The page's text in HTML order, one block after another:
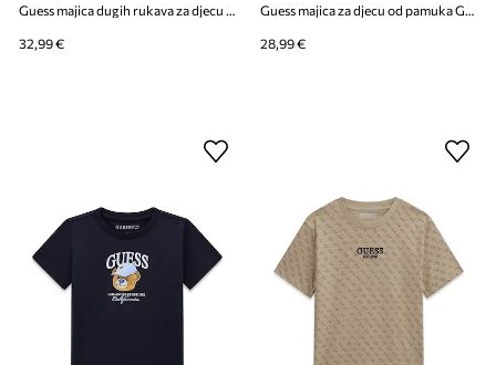
Guess majica dugih rukava za djecu od pamuka
32,99 €
Guess majica za djecu od pamuka GJ X MINIONS
28,99 €